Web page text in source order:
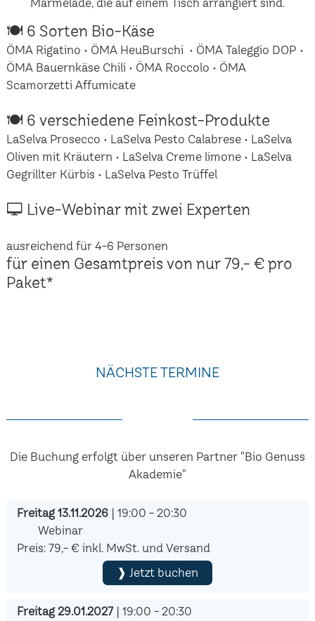
🍽 6 Sorten Bio-Käse
ÖMA Rigatino • ÖMA HeuBurschi • ÖMA Taleggio DOP •
ÖMA Bauernkäse Chili • ÖMA Roccolo • ÖMA
Scamorzetti Affumicate
🍽 6 verschiedene Feinkost-Produkte
LaSelva Prosecco • LaSelva Pesto Calabrese • LaSelva
Oliven mit Kräutern • LaSelva Creme limone • LaSelva
Gegrillter Kürbis • LaSelva Pesto Trüffel
🖵 Live-Webinar mit zwei Experten
ausreichend für 4-6 Personen
für einen Gesamtpreis von nur 79,- € pro
Paket*
NÄCHSTE TERMINE
Die Buchung erfolgt über unseren Partner "Bio Genuss
Akademie"
Freitag 13.11.2026| 19:00 - 20:30
Webinar
Preis: 79,- € inkl. MwSt. und Versand
❱ Jetzt buchen
Freitag 29.01.2027| 19:00 - 20:30